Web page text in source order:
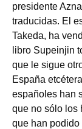
presidente
traducidas. El
Takeda, ha
libro Supeinjin
que le sigue
España
españoles han
que no sólo los
que han podido